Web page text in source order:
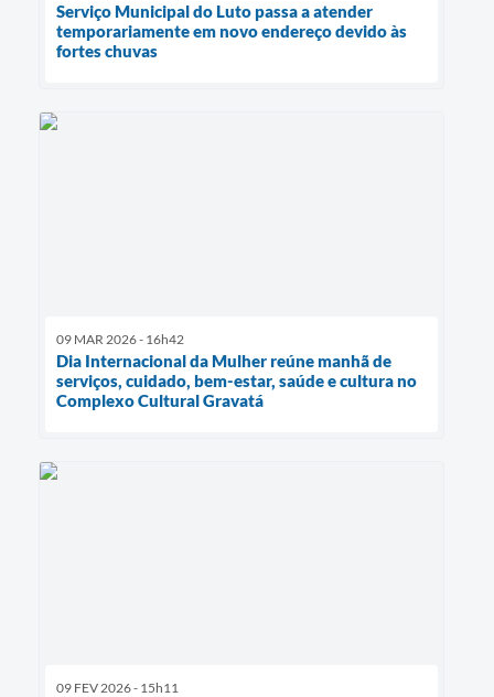
Serviço Municipal do Luto passa a atender
temporariamente em novo endereço devido às
fortes chuvas
09 MAR 2026 - 16h42
Dia Internacional da Mulher reúne manhã de
serviços, cuidado, bem-estar, saúde e cultura no
Complexo Cultural Gravatá
09 FEV 2026 - 15h11